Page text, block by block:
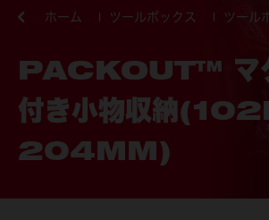
ホーム ツールボックス ツール
PACKOUT™ マ
付き小物収納
204MM)